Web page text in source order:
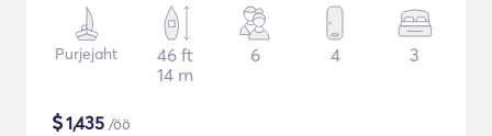
Purjejaht
46 ft
14 m
6 4 3
$1,435 /öö